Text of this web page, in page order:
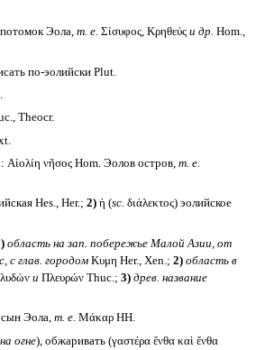
потомок Эола, т. е. Σίσυφος, Κρηθεύς и др. Hom.,
по-эолийски Plut.
Theocr.
Αἰολίη νῆσος Hom. Эолов остров, т. е.
Hes., Her.; 2)ἡ (sc. διἀλεκτος) эолийское
область на зап. побережье Малой Азии, от
с глав. городомΚυμη Her., Xen.; 2) область в
и Πλευρών Thuc.; 3) древ. название
Эола, т. е. Μάκαρ HH.
на огне), обжаривать (γαστέρα ἔνθα καὶ ἔνθα